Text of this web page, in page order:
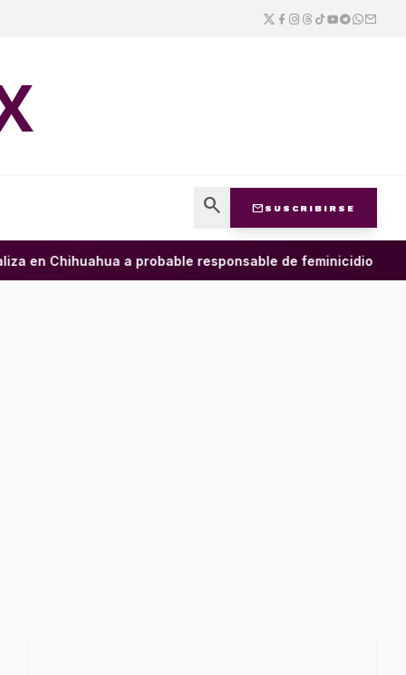
search mail SUSCRIBIRSE
en Chihuahua a probable responsable de feminicidio